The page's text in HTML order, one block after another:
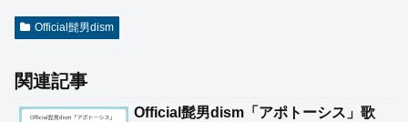
Official髭男dism
関連記事
Official髭男dism「アポトーシス」歌